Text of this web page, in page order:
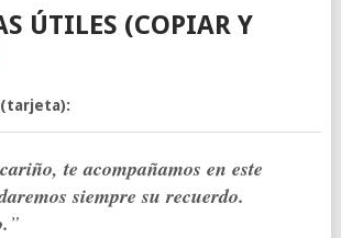
ÚTILES (COPIAR Y
te acompañamos en este
siempre su recuerdo.
”